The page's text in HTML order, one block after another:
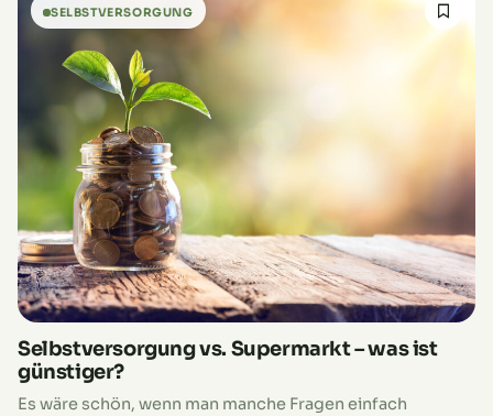
SELBSTVERSORGUNG
Selbstversorgung vs. Supermarkt – was ist
günstiger?
Es wäre schön, wenn man manche Fragen einfach